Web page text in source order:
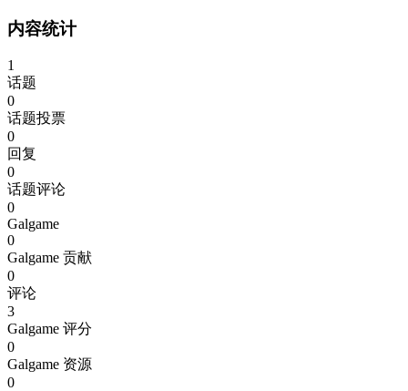
内容统计
1
话题
0
话题投票
0
回复
0
话题评论
0
Galgame
0
Galgame 贡献
0
评论
3
Galgame 评分
0
Galgame 资源
0